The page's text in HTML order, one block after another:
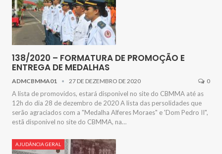
138/2020 – FORMATURA DE PROMOÇÃO E
ENTREGA DE MEDALHAS
ADMCBMMA01 27 DE DEZEMBRO DE 2020 0
A lista de promovidos, estará disponivel no site do CBMMA até as
12h do dia 28 de dezembro de 2020 A lista das persolidades que
serão agraciados com a "Medalha Alferes Moraes" e 'Dom Pedro II",
estã disponivel no site do CBMMA, na…
AJUDÂNCIA GERAL